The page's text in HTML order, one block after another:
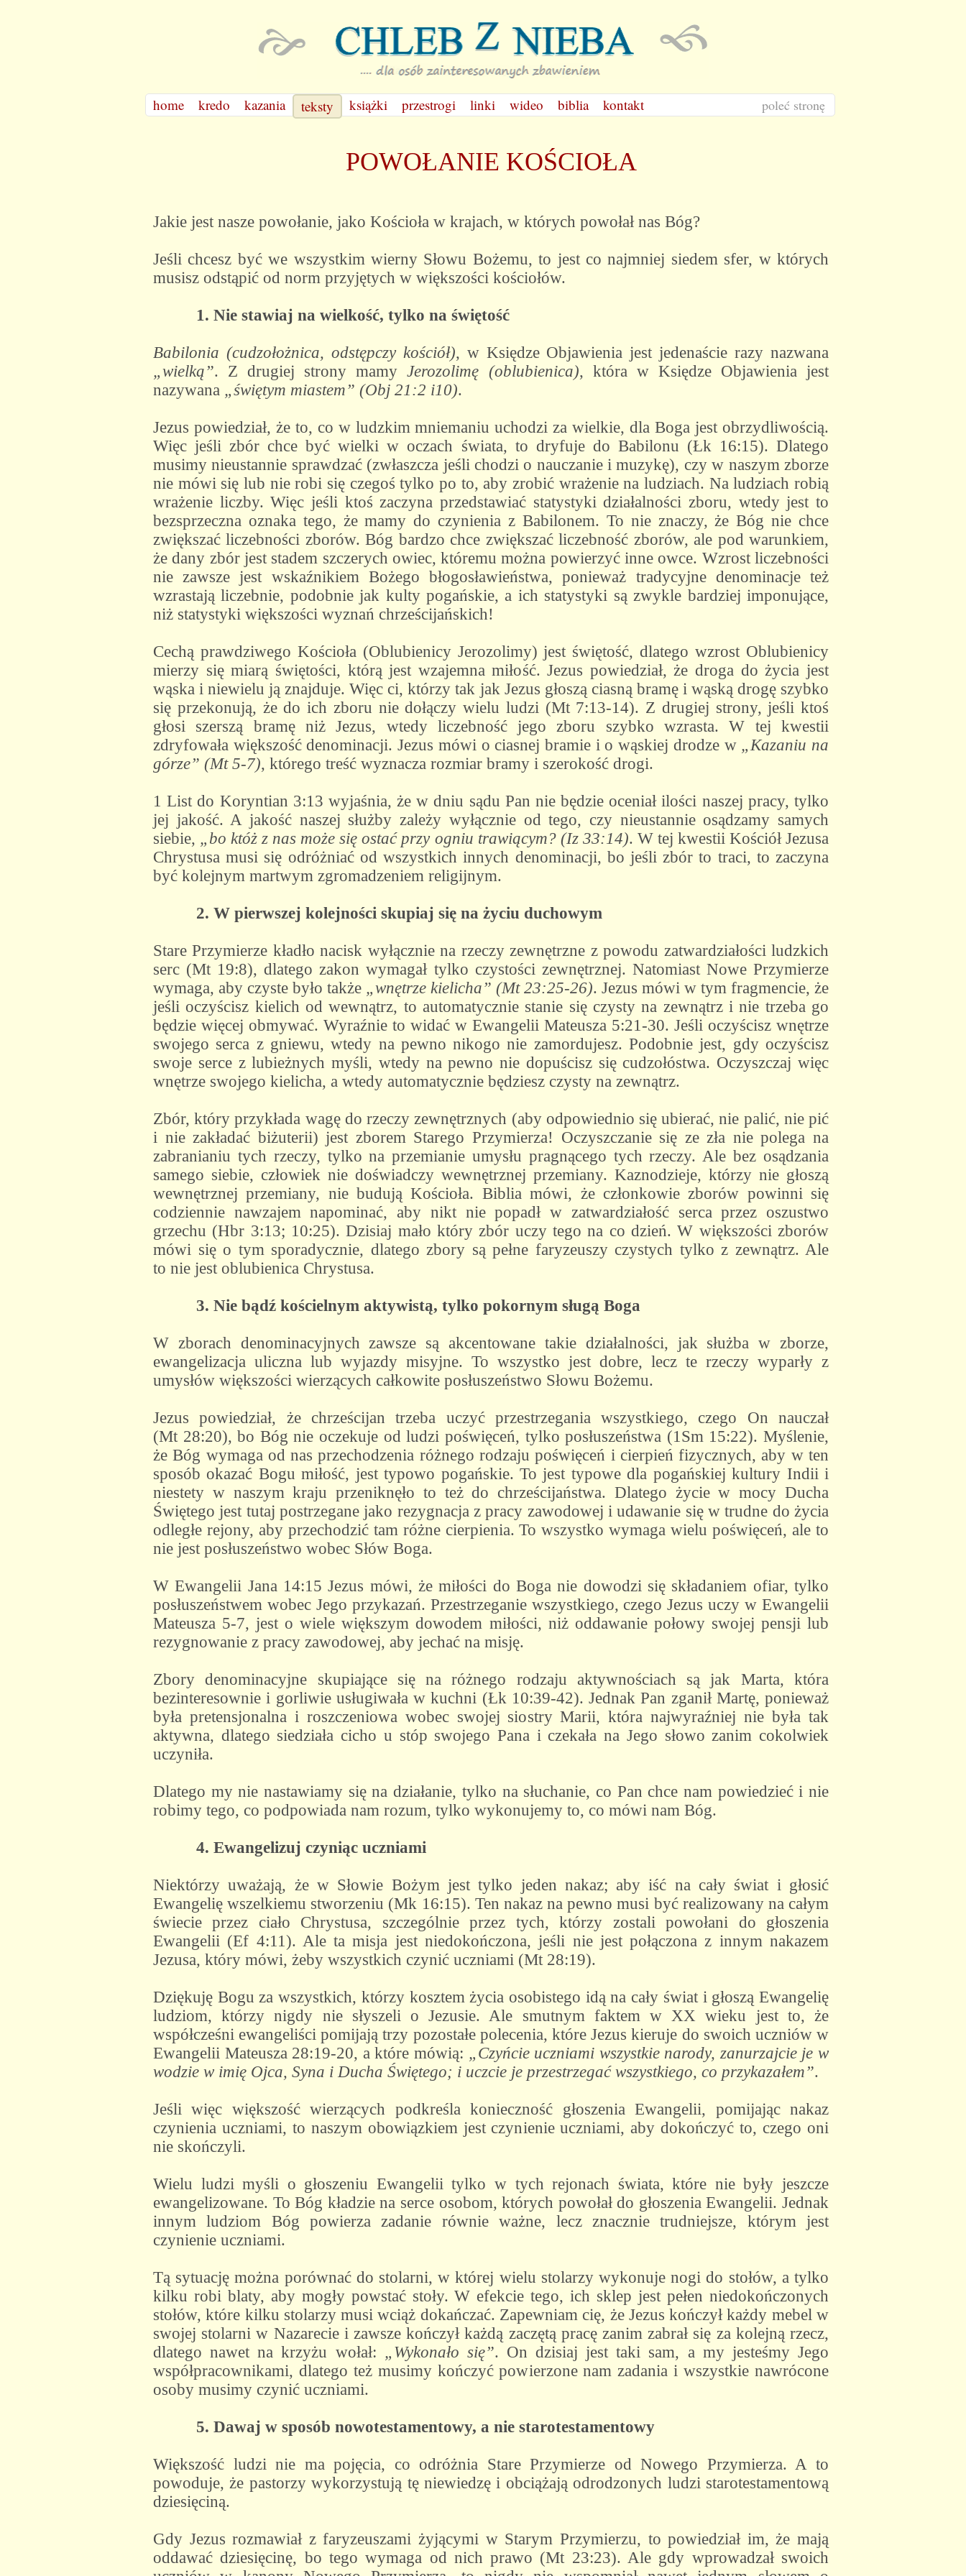
home kredo kazania teksty książki przestrogi linki wideo biblia kontakt poleć stronę
POWOŁANIE KOŚCIOŁA
Jakie jest nasze powołanie, jako Kościoła w krajach, w których powołał nas Bóg?
Jeśli chcesz być we wszystkim wierny Słowu Bożemu, to jest co najmniej siedem sfer, w których
musisz odstąpić od norm przyjętych w większości kościołów.
1. Nie stawiaj na wielkość, tylko na świętość
Babilonia (cudzołożnica, odstępczy kościół), w Księdze Objawienia jest jedenaście razy nazwana
„wielką”. Z drugiej strony mamyJerozolimę (oblubienica), która w Księdze Objawienia jest
nazywana „świętym miastem” (Obj 21:2 i10).
Jezus powiedział, że to, co w ludzkim mniemaniu uchodzi za wielkie, dla Boga jest obrzydliwością.
Więc jeśli zbór chce być wielki w oczach świata, to dryfuje do Babilonu (Łk 16:15). Dlatego
musimy nieustannie sprawdzać (zwłaszcza jeśli chodzi o nauczanie i muzykę), czy w naszym zborze
nie mówi się lub nie robi się czegoś tylko po to, aby zrobić wrażenie na ludziach. Na ludziach robią
wrażenie liczby. Więc jeśli ktoś zaczyna przedstawiać statystyki działalności zboru, wtedy jest to
bezsprzeczna oznaka tego, że mamy do czynienia z Babilonem. To nie znaczy, że Bóg nie chce
zwiększać liczebności zborów. Bóg bardzo chce zwiększać liczebność zborów, ale pod warunkiem,
że dany zbór jest stadem szczerych owiec, któremu można powierzyć inne owce. Wzrost liczebności
nie zawsze jest wskaźnikiem Bożego błogosławieństwa, ponieważ tradycyjne denominacje też
wzrastają liczebnie, podobnie jak kulty pogańskie, a ich statystyki są zwykle bardziej imponujące,
niż statystyki większości wyznań chrześcijańskich!
Cechą prawdziwego Kościoła (Oblubienicy Jerozolimy) jest świętość, dlatego wzrost Oblubienicy
mierzy się miarą świętości, którą jest wzajemna miłość. Jezus powiedział, że droga do życia jest
wąska i niewielu ją znajduje. Więc ci, którzy tak jak Jezus głoszą ciasną bramę i wąską drogę szybko
się przekonują, że do ich zboru nie dołączy wielu ludzi (Mt 7:13-14). Z drugiej strony, jeśli ktoś
głosi szerszą bramę niż Jezus, wtedy liczebność jego zboru szybko wzrasta. W tej kwestii
zdryfowała większość denominacji. Jezus mówi o ciasnej bramie i o wąskiej drodze w „Kazaniu na
górze” (Mt 5-7), którego treść wyznacza rozmiar bramy i szerokość drogi.
1 List do Koryntian 3:13 wyjaśnia, że w dniu sądu Pan nie będzie oceniał ilości naszej pracy, tylko
jej jakość. A jakość naszej służby zależy wyłącznie od tego, czy nieustannie osądzamy samych
siebie, „bo któż z nas może się ostać przy ogniu trawiącym? (Iz 33:14). W tej kwestii Kościół Jezusa
Chrystusa musi się odróżniać od wszystkich innych denominacji, bo jeśli zbór to traci, to zaczyna
być kolejnym martwym zgromadzeniem religijnym.
2. W pierwszej kolejności skupiaj się na życiu duchowym
Stare Przymierze kładło nacisk wyłącznie na rzeczy zewnętrzne z powodu zatwardziałości ludzkich
serc (Mt 19:8), dlatego zakon wymagał tylko czystości zewnętrznej. Natomiast Nowe Przymierze
wymaga, aby czyste było także „wnętrze kielicha” (Mt 23:25-26). Jezus mówi w tym fragmencie, że
jeśli oczyścisz kielich od wewnątrz, to automatycznie stanie się czysty na zewnątrz i nie trzeba go
będzie więcej obmywać. Wyraźnie to widać w Ewangelii Mateusza 5:21-30. Jeśli oczyścisz wnętrze
swojego serca z gniewu, wtedy na pewno nikogo nie zamordujesz. Podobnie jest, gdy oczyścisz
swoje serce z lubieżnych myśli, wtedy na pewno nie dopuścisz się cudzołóstwa. Oczyszczaj więc
wnętrze swojego kielicha, a wtedy automatycznie będziesz czysty na zewnątrz.
Zbór, który przykłada wagę do rzeczy zewnętrznych (aby odpowiednio się ubierać, nie palić, nie pić
i nie zakładać biżuterii) jest zborem Starego Przymierza! Oczyszczanie się ze zła nie polega na
zabranianiu tych rzeczy, tylko na przemianie umysłu pragnącego tych rzeczy. Ale bez osądzania
samego siebie, człowiek nie doświadczy wewnętrznej przemiany. Kaznodzieje, którzy nie głoszą
wewnętrznej przemiany, nie budują Kościoła. Biblia mówi, że członkowie zborów powinni się
codziennie nawzajem napominać, aby nikt nie popadł w zatwardziałość serca przez oszustwo
grzechu (Hbr 3:13; 10:25). Dzisiaj mało który zbór uczy tego na co dzień. W większości zborów
mówi się o tym sporadycznie, dlatego zbory są pełne faryzeuszy czystych tylko z zewnątrz. Ale
to nie jest oblubienica Chrystusa.
3. Nie bądź kościelnym aktywistą, tylko pokornym sługą Boga
W zborach denominacyjnych zawsze są akcentowane takie działalności, jak służba w zborze,
ewangelizacja uliczna lub wyjazdy misyjne. To wszystko jest dobre, lecz te rzeczy wyparły z
umysłów większości wierzących całkowite posłuszeństwo Słowu Bożemu.
Jezus powiedział, że chrześcijan trzeba uczyć przestrzegania wszystkiego, czego On nauczał
(Mt 28:20), bo Bóg nie oczekuje od ludzi poświęceń, tylko posłuszeństwa (1Sm 15:22). Myślenie,
że Bóg wymaga od nas przechodzenia różnego rodzaju poświęceń i cierpień fizycznych, aby w ten
sposób okazać Bogu miłość, jest typowo pogańskie. To jest typowe dla pogańskiej kultury Indii i
niestety w naszym kraju przeniknęło to też do chrześcijaństwa. Dlatego życie w mocy Ducha
Świętego jest tutaj postrzegane jako rezygnacja z pracy zawodowej i udawanie się w trudne do życia
odległe rejony, aby przechodzić tam różne cierpienia. To wszystko wymaga wielu poświęceń, ale to
nie jest posłuszeństwo wobec Słów Boga.
W Ewangelii Jana 14:15 Jezus mówi, że miłości do Boga nie dowodzi się składaniem ofiar, tylko
posłuszeństwem wobec Jego przykazań. Przestrzeganie wszystkiego, czego Jezus uczy w Ewangelii
Mateusza 5-7, jest o wiele większym dowodem miłości, niż oddawanie połowy swojej pensji lub
rezygnowanie z pracy zawodowej, aby jechać na misję.
Zbory denominacyjne skupiające się na różnego rodzaju aktywnościach są jak Marta, która
bezinteresownie i gorliwie usługiwała w kuchni (Łk 10:39-42). Jednak Pan zganił Martę, ponieważ
była pretensjonalna i roszczeniowa wobec swojej siostry Marii, która najwyraźniej nie była tak
aktywna, dlatego siedziała cicho u stóp swojego Pana i czekała na Jego słowo zanim cokolwiek
uczyniła.
Dlatego my nie nastawiamy się na działanie, tylko na słuchanie, co Pan chce nam powiedzieć i nie
robimy tego, co podpowiada nam rozum, tylko wykonujemy to, co mówi nam Bóg.
4. Ewangelizuj czyniąc uczniami
Niektórzy uważają, że w Słowie Bożym jest tylko jeden nakaz; aby iść na cały świat i głosić
Ewangelię wszelkiemu stworzeniu (Mk 16:15). Ten nakaz na pewno musi być realizowany na całym
świecie przez ciało Chrystusa, szczególnie przez tych, którzy zostali powołani do głoszenia
Ewangelii (Ef 4:11). Ale ta misja jest niedokończona, jeśli nie jest połączona z innym nakazem
Jezusa, który mówi, żeby wszystkich czynić uczniami (Mt 28:19).
Dziękuję Bogu za wszystkich, którzy kosztem życia osobistego idą na cały świat i głoszą Ewangelię
ludziom, którzy nigdy nie słyszeli o Jezusie. Ale smutnym faktem w XX wieku jest to, że
współcześni ewangeliści pomijają trzy pozostałe polecenia, które Jezus kieruje do swoich uczniów w
Ewangelii Mateusza 28:19-20, a które mówią: „Czyńcie uczniami wszystkie narody, zanurzajcie je w
wodzie w imię Ojca, Syna i Ducha Świętego; i uczcie je przestrzegać wszystkiego, co przykazałem”.
Jeśli więc większość wierzących podkreśla konieczność głoszenia Ewangelii, pomijając nakaz
czynienia uczniami, to naszym obowiązkiem jest czynienie uczniami, aby dokończyć to, czego oni
nie skończyli.
Wielu ludzi myśli o głoszeniu Ewangelii tylko w tych rejonach świata, które nie były jeszcze
ewangelizowane. To Bóg kładzie na serce osobom, których powołał do głoszenia Ewangelii. Jednak
innym ludziom Bóg powierza zadanie równie ważne, lecz znacznie trudniejsze, którym jest
czynienie uczniami.
Tą sytuację można porównać do stolarni, w której wielu stolarzy wykonuje nogi do stołów, a tylko
kilku robi blaty, aby mogły powstać stoły. W efekcie tego, ich sklep jest pełen niedokończonych
stołów, które kilku stolarzy musi wciąż dokańczać. Zapewniam cię, że Jezus kończył każdy mebel w
swojej stolarni w Nazarecie i zawsze kończył każdą zaczętą pracę zanim zabrał się za kolejną rzecz,
dlatego nawet na krzyżu wołał: „Wykonało się”. On dzisiaj jest taki sam, a my jesteśmy Jego
współpracownikami, dlatego też musimy kończyć powierzone nam zadania i wszystkie nawrócone
osoby musimy czynić uczniami.
5. Dawaj w sposób nowotestamentowy, a nie starotestamentowy
Większość ludzi nie ma pojęcia, co odróżnia Stare Przymierze od Nowego Przymierza. A to
powoduje, że pastorzy wykorzystują tę niewiedzę i obciążają odrodzonych ludzi starotestamentową
dziesięciną.
Gdy Jezus rozmawiał z faryzeuszami żyjącymi w Starym Przymierzu, to powiedział im, że mają
oddawać dziesięcinę, bo tego wymaga od nich prawo (Mt 23:23). Ale gdy wprowadzał swoich